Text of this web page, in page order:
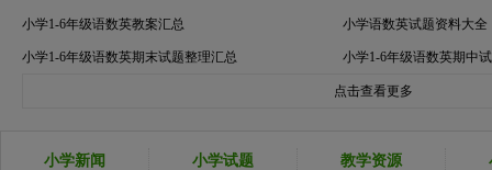
小学1-6年级语数英教案汇总 小学语数英试题资料大全
小学1-6年级语数英期末试题整理汇总 小学1-6年级语数英期中
点击查看更多
小学新闻 小学试题 教学资源